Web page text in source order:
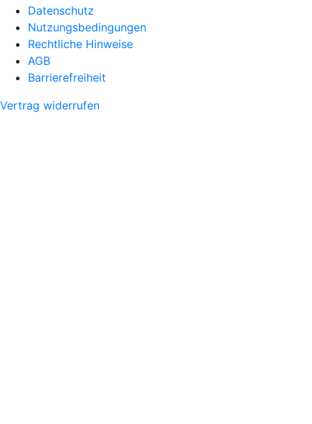
Datenschutz
Nutzungsbedingungen
Rechtliche Hinweise
AGB
Barrierefreiheit
Vertrag widerrufen